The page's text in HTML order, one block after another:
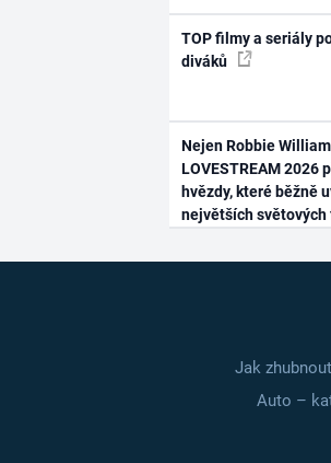
TOP filmy a seriály
diváků
Nejen Robbie
LOVESTREAM 2026
hvězdy, které běžně
největších
Jak zhubnout
Auto –